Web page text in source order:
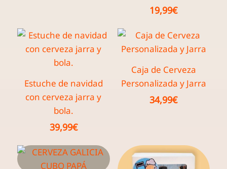
19,99€
Estuche de navidad
con cerveza jarra y
bola.
39,99€
Caja de Cerveza
Personalizada y Jarra
34,99€